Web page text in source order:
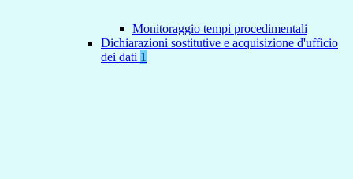
Monitoraggio tempi procedimentali
Dichiarazioni sostitutive e acquisizione d'ufficio
dei dati 1